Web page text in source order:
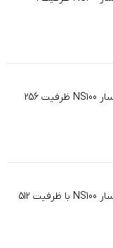
اس اس دی اینترنال لکسار NS100 ظرفیت 256
اس اس دی اینترنال لکسار NS100 با ظرفیت 512